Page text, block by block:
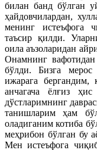
билан банд бўлган
ҳайдовчилардан,
менинг истеъфога
таъсир қилди.
оила аъзоларидан
Онамнинг
бўлди. Бизга
ижарага
анчагача ёлғиз
дўстларимнинг
танишларим ҳам
оладиганим котиба
меҳрибон бўлган бу
Мен истеъфога